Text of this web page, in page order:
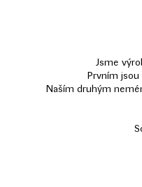
Jsme
Prvním jsou
Naším druhým